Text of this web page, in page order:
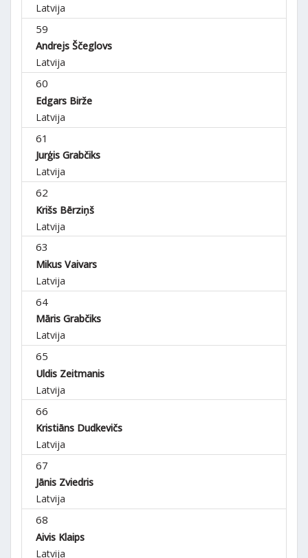
Latvija
59
Andrejs Ščeglovs
Latvija
60
Edgars Birže
Latvija
61
Jurģis Grabčiks
Latvija
62
Krišs Bērziņš
Latvija
63
Mikus Vaivars
Latvija
64
Māris Grabčiks
Latvija
65
Uldis Zeitmanis
Latvija
66
Kristiāns Dudkevičs
Latvija
67
Jānis Zviedris
Latvija
68
Aivis Klaips
Latvija